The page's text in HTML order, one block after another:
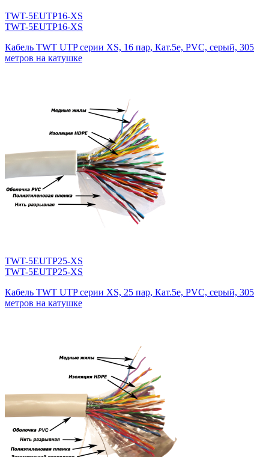
TWT-5EUTP16-XS
TWT-5EUTP16-XS
Кабель TWT UTP серии XS, 16 пар, Кат.5e, PVC, серый, 305
метров на катушке
TWT-5EUTP25-XS
TWT-5EUTP25-XS
Кабель TWT UTP серии XS, 25 пар, Кат.5e, PVC, серый, 305
метров на катушке